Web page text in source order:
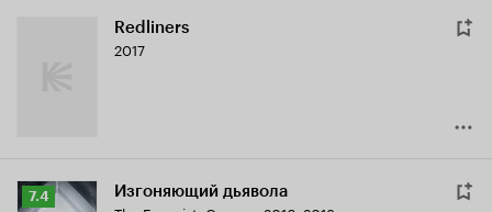
Redliners
2017
Рейтинг
7.4 Изгоняющий дьявола